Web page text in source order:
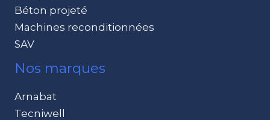
Béton projeté
Machines reconditionnées
SAV
Nos marques
Arnabat
Tecniwell